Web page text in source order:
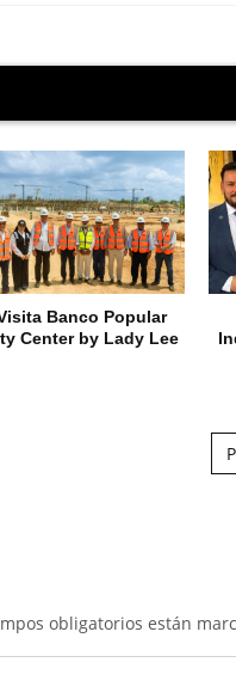
Banco Popular
Center by Lady Lee
obligatorios están